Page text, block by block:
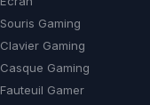
Souris Gaming
Clavier Gaming
Casque Gaming
Fauteuil Gamer